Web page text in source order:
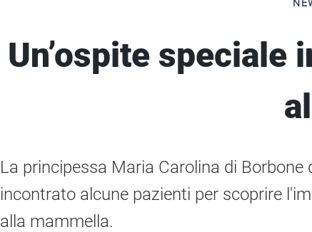
Un’ospite
La principessa Maria Carolina di Borbone
incontrato alcune pazienti per scoprire
alla mammella.